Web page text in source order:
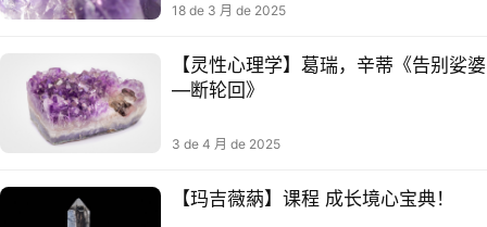
18 de 3 月 de 2025
【灵性心理学】葛瑞，辛蒂《告别娑婆
—断轮回》​​
3 de 4 月 de 2025
【玛吉薇蒳】课程 成长境心宝典！